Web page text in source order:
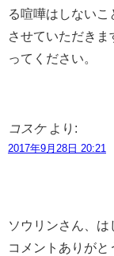
る喧嘩はしない
させていただき
ってください。
コスケ より:
2017年9月28日 20:21
ソウリンさん、は
コメントありが